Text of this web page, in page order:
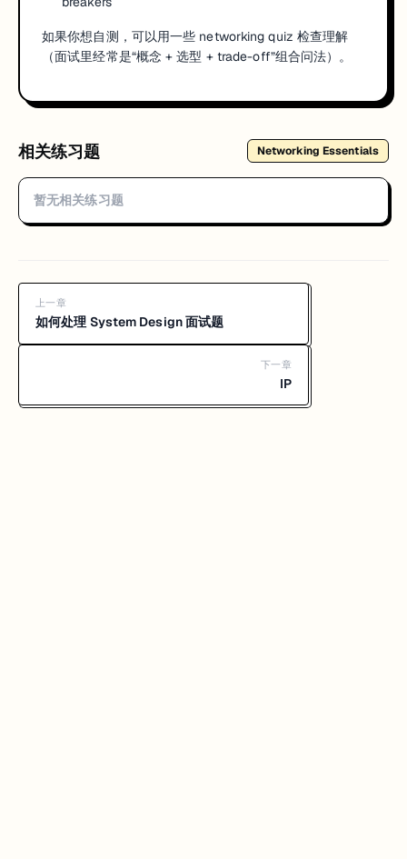
如果你想自测，可以用一些 networking quiz 检查理解
（面试里经常是“概念 + 选型 + trade-off”组合问法）。
相关练习题 Networking Essentials
暂无相关练习题
上一章
如何处理 System Design 面试题
下一章
IP